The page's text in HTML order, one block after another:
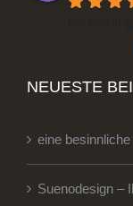
NEUESTE
eine
Suenodesign –